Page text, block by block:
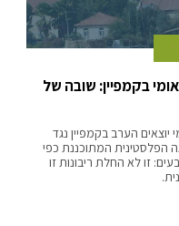
בקמפיין: שובה של
יוצאים הערב בקמפיין נגד
הפלסטינית המתוכננת כפי
זו לא החלת ריבונות זו